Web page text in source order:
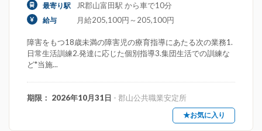
最寄り駅 JR郡山富田駅 から車で10分
給与 月給205,100円～205,100円
障害をもつ18歳未満の障害児の療育指導にあたる次の業務1.
日常生活訓練2.発達に応じた個別指導3.集団生活での訓練な
ど*当施...
期限： 2026年10月31日 - 郡山公共職業安定所
★お気に入り